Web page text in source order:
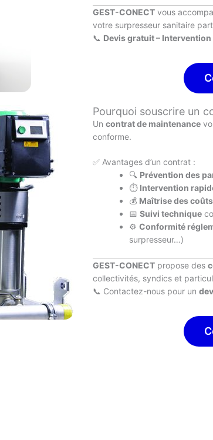
GEST-CONECT vous
votre surpresseur sanitaire
📞 Devis gratuit –
Pourquoi souscrire un
Uncontrat de maintenance
conforme.
✅ Avantages d’un contrat :
🔍 Prévention des
⏱️ Intervention
💰 Maîtrise des coûts
📅Suivi technique
⚙️Conformité
surpresseur…)
GEST-CONECT propose des
collectivités, syndics et
📞 Contactez-nous pour un